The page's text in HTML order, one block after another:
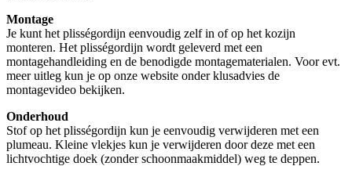
Montage
Je kunt het plisségordijn eenvoudig zelf in of op het kozijn
monteren. Het plisségordijn wordt geleverd met een
montagehandleiding en de benodigde montagematerialen. Voor evt.
meer uitleg kun je op onze website onder klusadvies de
montagevideo bekijken.
Onderhoud
Stof op het plisségordijn kun je eenvoudig verwijderen met een
plumeau. Kleine vlekjes kun je verwijderen door deze met een
lichtvochtige doek (zonder schoonmaakmiddel) weg te deppen.